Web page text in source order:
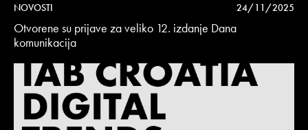
NOVOSTI 24/11/2025
Otvorene su prijave za veliko 12. izdanje Dana
komunikacija